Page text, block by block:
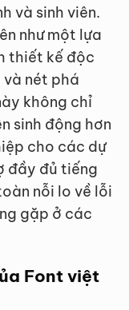
và sinh viên.
như một lựa
thiết kế độc
nét phá
không chỉ
sinh động hơn
cho các dự
đầy đủ tiếng
nỗi lo về lỗi
gặp ở các
Font việt